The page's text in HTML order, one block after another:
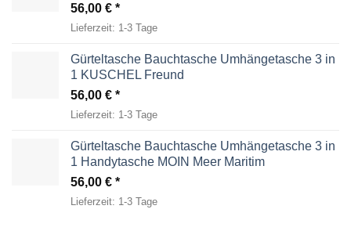
56,00 €
Lieferzeit: 1-3 Tage
Gürteltasche Bauchtasche Umhängetasche 3 in
1 KUSCHEL Freund
56,00 €
Lieferzeit: 1-3 Tage
Gürteltasche Bauchtasche Umhängetasche 3 in
1 Handytasche MOIN Meer Maritim
56,00 €
Lieferzeit: 1-3 Tage